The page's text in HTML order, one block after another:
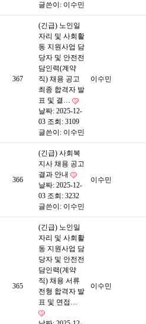
글쓴이: 이수민
367
(긴급) 노인일
자리 및 사회활
동 지원사업 담
당자 및 안전전
담인력(계약
직) 채용 공고
최종 합격자 발
표 및 결…
날짜: 2025-12-
03 조회: 3109
글쓴이: 이수민
이수민
366
(긴급) 사회복
지사 채용 공고
결과 안내
날짜: 2025-12-
03 조회: 3232
글쓴이: 이수민
이수민
365
(긴급) 노인일
자리 및 사회활
동 지원사업 담
당자 및 안전전
담인력(계약
직) 채용 서류
전형 합격자 발
표 및 면접…
이수민